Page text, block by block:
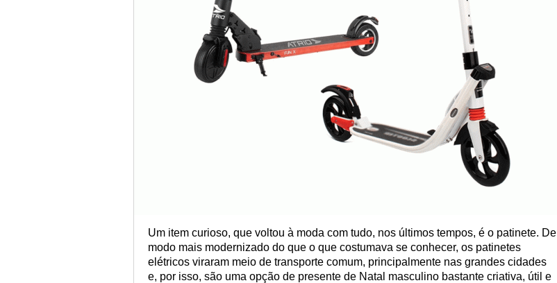
Um item curioso, que voltou à moda com tudo, nos últimos tempos, é o patinete. De
modo mais modernizado do que o que costumava se conhecer, os patinetes
elétricos viraram meio de transporte comum, principalmente nas grandes cidades
e, por isso, são uma opção de presente de Natal masculino bastante criativa, útil e